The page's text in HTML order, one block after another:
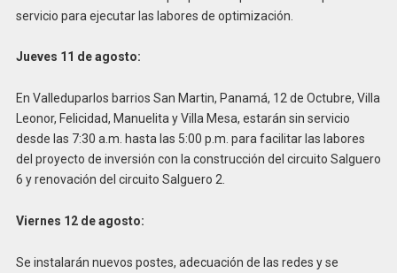
servicio para ejecutar las labores de optimización.
Jueves 11 de agosto:
En Valleduparlos barrios San Martin, Panamá, 12 de Octubre, Villa
Leonor, Felicidad, Manuelita y Villa Mesa, estarán sin servicio
desde las 7:30 a.m. hasta las 5:00 p.m. para facilitar las labores
del proyecto de inversión con la construcción del circuito Salguero
6 y renovación del circuito Salguero 2.
Viernes 12 de agosto:
Se instalarán nuevos postes, adecuación de las redes y se